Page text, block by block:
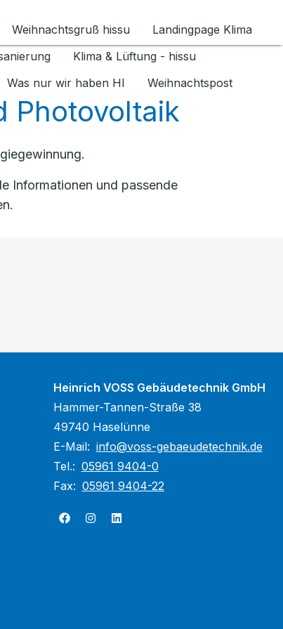
1.6.2026 umschalten
Weihnachtsgruß hissu
Landingpage Klima
Klima & Lüftung - hissu
Was nur wir haben HI
Weihnachtspost
Photovoltaik
Informationen und passende
Heinrich VOSS Gebäudetechnik GmbH
Hammer-Tannen-Straße 38
49740 Haselünne
E-Mail: info@voss-gebaeudetechnik.de
Tel.: 05961 9404-0
Fax: 05961 9404-22